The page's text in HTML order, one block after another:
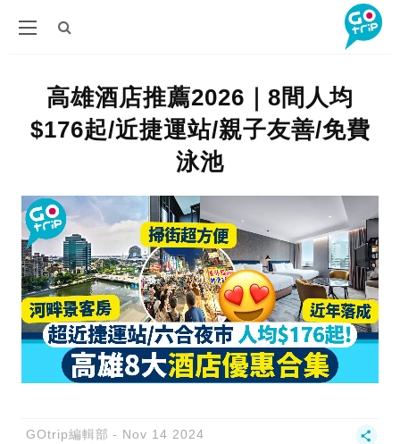
高雄酒店推薦2026｜8間人均
$176起/近捷運站/親子友善/免費
泳池
GOtrip編輯部 Nov 14 2024